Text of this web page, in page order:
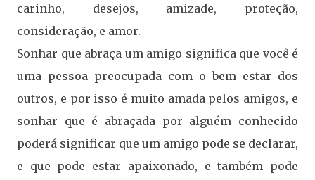
carinho, desejos, amizade, proteção,
consideração, e amor.
Sonhar que abraça um amigo significa que você é
uma pessoa preocupada com o bem estar dos
outros, e por isso é muito amada pelos amigos, e
sonhar que é abraçada por alguém conhecido
poderá significar que um amigo pode se declarar,
e que pode estar apaixonado, e também pode